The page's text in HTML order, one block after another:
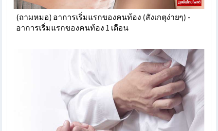
(ถามหมอ) อาการเริ่มแรกของคนท้อง (สังเกตุง่ายๆ) -
อาการเริ่มแรกของคนท้อง 1 เดือน